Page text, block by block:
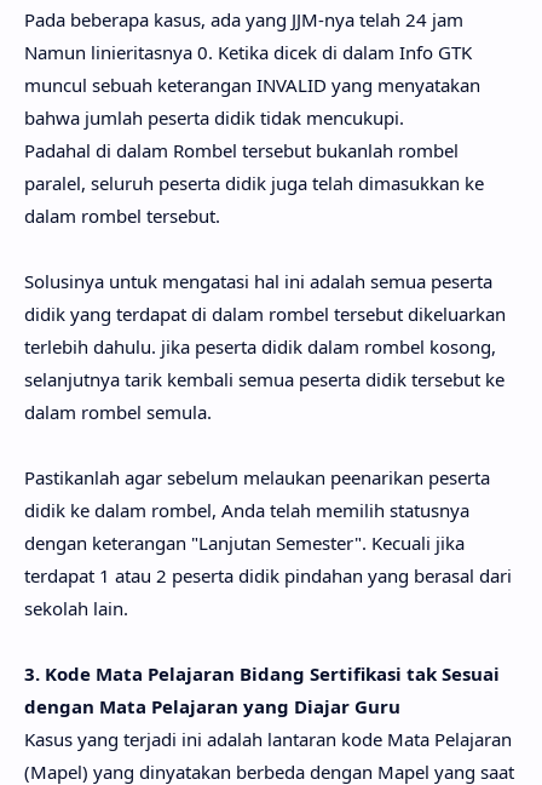
Pada beberapa kasus, ada yang JJM-nya telah 24 jam
Namun linieritasnya 0. Ketika dicek di dalam Info GTK
muncul sebuah keterangan INVALID yang menyatakan
bahwa jumlah peserta didik tidak mencukupi.
Padahal di dalam Rombel tersebut bukanlah rombel
paralel, seluruh peserta didik juga telah dimasukkan ke
dalam rombel tersebut.
Solusinya untuk mengatasi hal ini adalah semua peserta
didik yang terdapat di dalam rombel tersebut dikeluarkan
terlebih dahulu. jika peserta didik dalam rombel kosong,
selanjutnya tarik kembali semua peserta didik tersebut ke
dalam rombel semula.
Pastikanlah agar sebelum melaukan peenarikan peserta
didik ke dalam rombel, Anda telah memilih statusnya
dengan keterangan "Lanjutan Semester". Kecuali jika
terdapat 1 atau 2 peserta didik pindahan yang berasal dari
sekolah lain.
3. Kode Mata Pelajaran Bidang Sertifikasi tak Sesuai
dengan Mata Pelajaran yang Diajar Guru
Kasus yang terjadi ini adalah lantaran kode Mata Pelajaran
(Mapel) yang dinyatakan berbeda dengan Mapel yang saat